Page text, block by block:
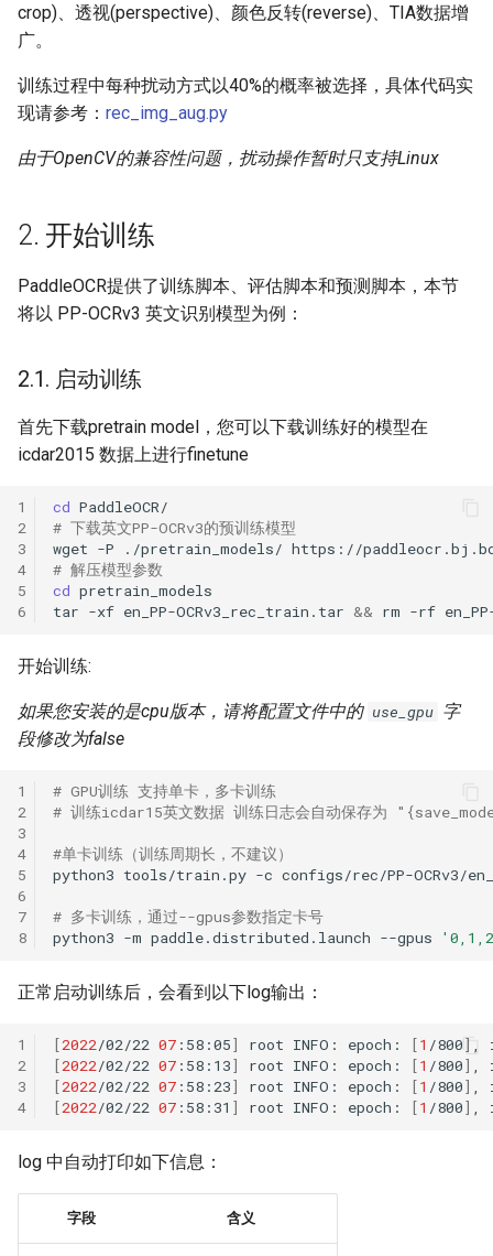
crop)、透视(perspective)、颜色反转(reverse)、TIA数据增
广。
训练过程中每种扰动方式以40%的概率被选择，具体代码实
现请参考： rec_img_aug.py
由于OpenCV的兼容性问题，扰动操作暂时只支持Linux
2. 开始训练
PaddleOCR提供了训练脚本、评估脚本和预测脚本，本节
将以 PP-OCRv3 英文识别模型为例：
2.1. 启动训练
首先下载pretrain model，您可以下载训练好的模型在
icdar2015 数据上进行finetune
1
2
3
4
5
6
cd
# 下载英文PP-OCRv3的预训练模型
wget -P
./pretrain_models/
# 解压模型参数
cd
tar -xf en_PP-OCRv3_rec_train.tar && rm -rf
开始训练:
如果您安装的是cpu版本，请将配置文件中的 use_gpu 字
段修改为false
1
2
3
4
5
6
7
8
# GPU训练 支持单卡，多卡训练
# 训练icdar15英文数据 训练日志会自动保存为
#单卡训练（训练周期长，不建议）
python3 tools/train.py -c configs/rec/PP-OCRv3/
# 多卡训练，通过--gpus参数指定卡号
python3 -m paddle.distributed.launch --gpus
正常启动训练后，会看到以下log输出：
1
2
3
4
[2022/02/22 07 :58:05] root INFO: epoch: [1 /800] ,
[2022/02/22 07 :58:13] root INFO: epoch: [1 /800] ,
[2022/02/22 07 :58:23] root INFO: epoch: [1 /800] ,
[2022/02/22 07 :58:31 ] root INFO: epoch: [1 /800] ,
log 中自动打印如下信息：
字段 含义